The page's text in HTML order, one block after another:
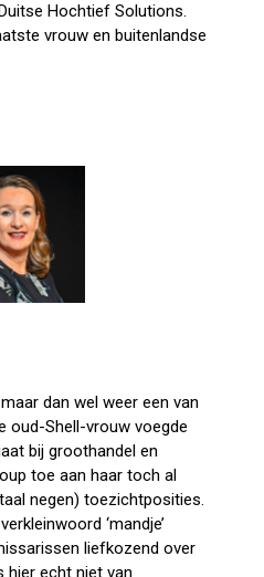
Hochtief Solutions.
vrouw en buitenlandse
dan wel weer een van
oud-Shell-vrouw voegde
bij groothandel en
toe aan haar toch al
negen) toezichtposities.
‘mandje’
liefkozend over
hier echt niet van